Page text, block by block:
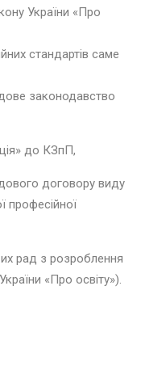
України «Про
стандартів саме
законодавство
до КЗпП,
договору виду
професійної
рад з розроблення
«Про освіту»).